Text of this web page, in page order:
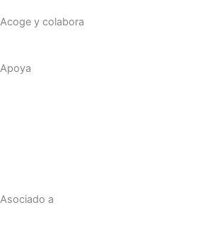
Acoge y colabora
Apoya
Asociado a